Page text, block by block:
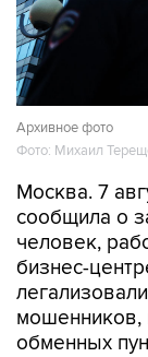
Архивное фото
Фото: Михаил
Москва. 7
сообщила о
человек,
бизнес-
мошенников,
обменных